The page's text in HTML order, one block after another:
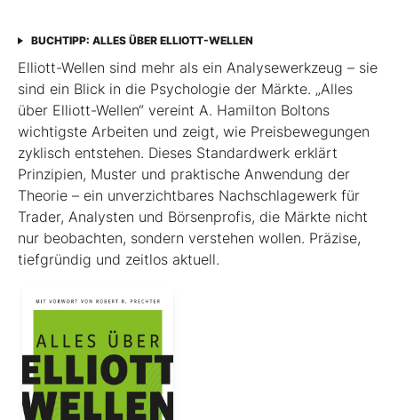
BUCHTIPP: ALLES ÜBER ELLIOTT-WELLEN
Elliott-Wellen sind mehr als ein Analysewerkzeug – sie
sind ein Blick in die Psychologie der Märkte. „Alles
über Elliott-Wellen“ vereint A. Hamilton Boltons
wichtigste Arbeiten und zeigt, wie Preisbewegungen
zyklisch entstehen. Dieses Standardwerk erklärt
Prinzipien, Muster und praktische Anwendung der
Theorie – ein unverzichtbares Nachschlagewerk für
Trader, Analysten und Börsenprofis, die Märkte nicht
nur beobachten, sondern verstehen wollen. Präzise,
tiefgründig und zeitlos aktuell.